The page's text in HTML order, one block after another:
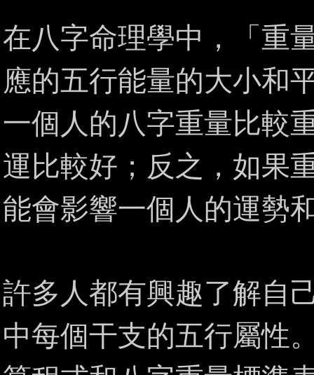
在八字命理學中，「重
應的五行能量的大小和
一個人的八字重量比較
運比較好；反之，如果
能會影響一個人的運勢
許多人都有興趣了解自
中每個干支的五行屬性